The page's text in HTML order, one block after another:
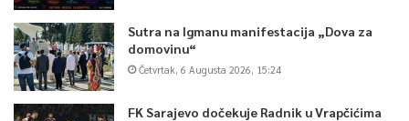
Sutra na Igmanu manifestacija „Dova za
domovinu“
Četvrtak, 6 Augusta 2026, 15:24
FK Sarajevo dočekuje Radnik u Vrapčićima